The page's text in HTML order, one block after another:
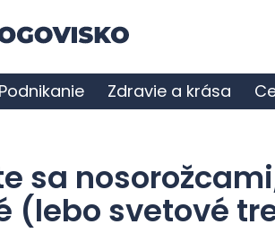
Podnikanie Zdravie a krása
sa
(lebo svetové